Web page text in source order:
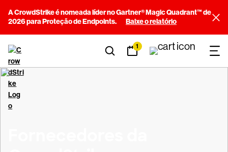
A CrowdStrike é nomeada líder no Gartner® Magic Quadrant™ de
2026 para Proteção de Endpoints.
Baixe o relatório
1